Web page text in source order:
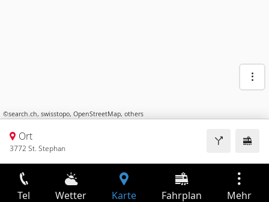
©search.ch, swisstopo, OpenStreetMap, others
Ort
3772 St. Stephan
Tel Wetter Karte Fahrplan Mehr